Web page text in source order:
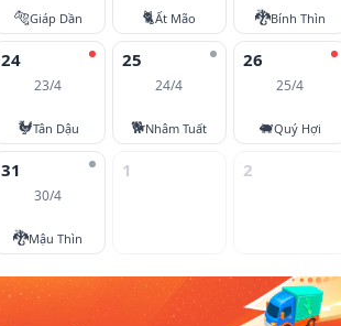
🐅Giáp Dần 🐈Ất Mão 🐉Bính Thìn
24
23/4
🐓Tân Dậu
25
24/4
🐕Nhâm Tuất
26
25/4
🐖Quý Hợi
31
30/4
🐉Mậu Thìn
1 2